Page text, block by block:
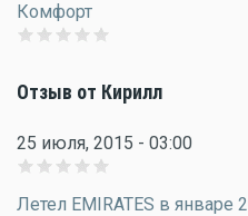
Комфорт
Отзыв от Кирилл
25 июля, 2015 - 03:00
Летел EMIRATES в